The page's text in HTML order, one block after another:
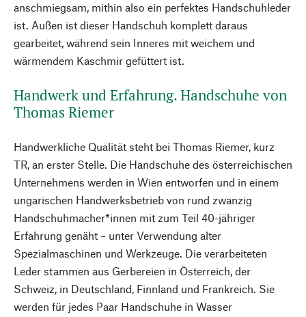
anschmiegsam, mithin also ein perfektes Handschuhleder
ist. Außen ist dieser Handschuh komplett daraus
gearbeitet, während sein Inneres mit weichem und
wärmendem Kaschmir gefüttert ist.
Handwerk und Erfahrung. Handschuhe von
Thomas Riemer
Handwerkliche Qualität steht bei Thomas Riemer, kurz
TR, an erster Stelle. Die Handschuhe des österreichischen
Unternehmens werden in Wien entworfen und in einem
ungarischen Handwerksbetrieb von rund zwanzig
Handschuhmacher*innen mit zum Teil 40-jähriger
Erfahrung genäht – unter Verwendung alter
Spezialmaschinen und Werkzeuge. Die verarbeiteten
Leder stammen aus Gerbereien in Österreich, der
Schweiz, in Deutschland, Finnland und Frankreich. Sie
werden für jedes Paar Handschuhe in Wasser